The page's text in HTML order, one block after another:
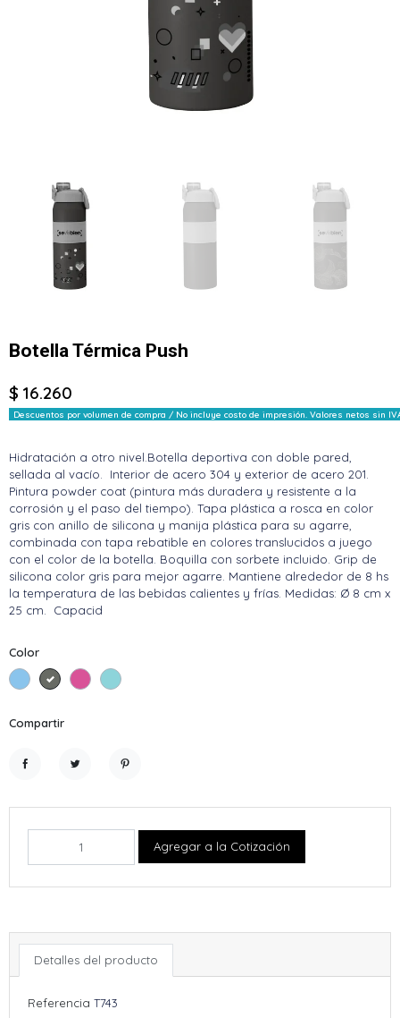
Botella Térmica Push
$ 16.260
Descuentos por volumen de compra / No incluye costo de impresión. Valores netos sin
Hidratación a otro nivel.Botella deportiva con doble pared,
sellada al vacío. Interior de acero 304 y exterior de acero 201.
Pintura powder coat (pintura más duradera y resistente a la
corrosión y el paso del tiempo). Tapa plástica a rosca en color
gris con anillo de silicona y manija plástica para su agarre,
combinada con tapa rebatible en colores translucidos a juego
con el color de la botella. Boquilla con sorbete incluido. Grip de
silicona color gris para mejor agarre. Mantiene alrededor de 8 hs
la temperatura de las bebidas calientes y frías. Medidas: Ø 8 cm x
25 cm. Capacid
Color
CelesteGris RosaAqua
Compartir
Agregar a la Cotización
Detalles del producto
Referencia T743